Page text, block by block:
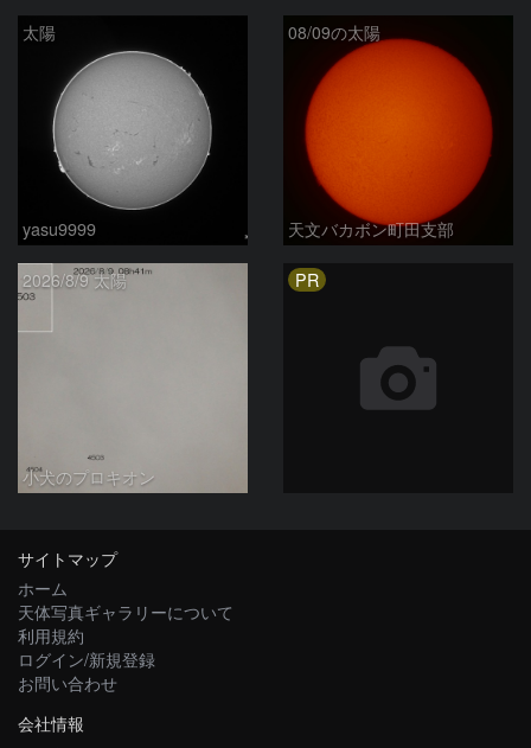
太陽
yasu9999
08/09の太陽
天文バカボン町田支部
2026/8/9 太陽
小犬のプロキオン
PR
サイトマップ
ホーム
天体写真ギャラリーについて
利用規約
ログイン/新規登録
お問い合わせ
会社情報